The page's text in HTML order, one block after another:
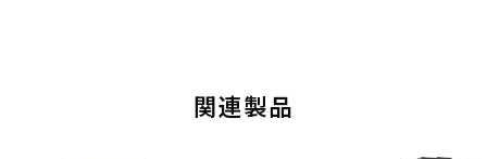
関連製品